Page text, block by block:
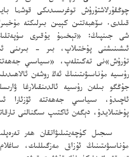
چوڭقۇرلاشتۇرۇش توغرىسىدىكى قوشما
قىلدى. سۆھبەتتىن كېيىن بىرلىكتە
شى جىنپىڭ: «تېخىمۇ يۇقىرى
ئىشىنىشنى پۇختىلاپ، بىر - بىرىنى
تۇرۇش»نى تەكىتلەپ، «سىياسىي
رۇسىيە مۇناسىۋىتىنىڭ ئەڭ روشەن
جۇڭگو بىلەن رۇسىيە ئالدىنقىلارغا
ئاچىدۇ، سىياسىي جەھەتتە ئۆزئارا
پۇختىلايدۇ، دېگەن ئاكتىپ سىگنالنى
سىجىل كۈچەيتىلىۋاتقان ھەر
مۇناسىۋىتىنىڭ ئۇزاق مەزگىللىك،